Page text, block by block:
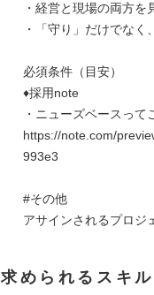
・経営と現場の両方
・「守り」だけでな
必須条件（目安）
♦採用note
・ニューズベースって
https://note.com/
993e3
#その他
アサインされるプロジ
求められるスキル